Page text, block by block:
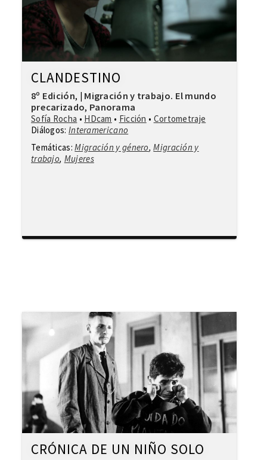
CLANDESTINO
8º Edición, | Migración y trabajo. El mundo
precarizado, Panorama
Sofía Rocha • HDcam • Ficción • Cortometraje
Diálogos: Interamericano
Temáticas: Migración y género,Migración y
trabajo, Mujeres
CRÓNICA DE UN NIÑO SOLO